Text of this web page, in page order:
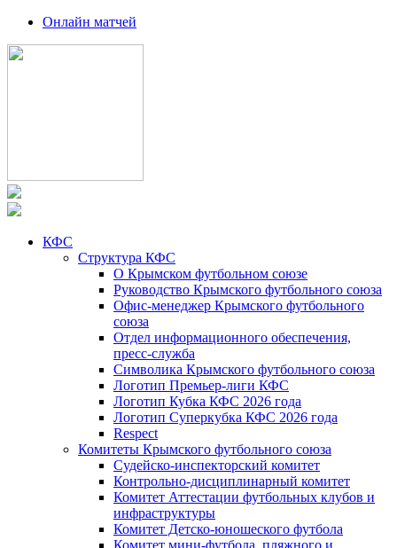
Онлайн матчей
КФС
Структура КФС
О Крымском футбольном союзе
Руководство Крымского футбольного союза
Офис-менеджер Крымского футбольного
союза
Отдел информационного обеспечения,
пресс-служба
Символика Крымского футбольного союза
Логотип Премьер-лиги КФС
Логотип Кубка КФС 2026 года
Логотип Суперкубка КФС 2026 года
Respect
Комитеты Крымского футбольного союза
Судейско-инспекторский комитет
Контрольно-дисциплинарный комитет
Комитет Аттестации футбольных клубов и
инфраструктуры
Комитет Детско-юношеского футбола
Комитет мини-футбола, пляжного и